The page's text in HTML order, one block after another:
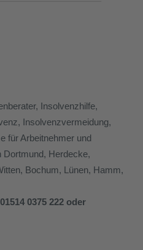
Insolvenzhilfe,
Insolvenzvermeidung,
für Arbeitnehmer und
​Dortmund, Herdecke,
Bochum, Lünen, Hamm,
0375 222 oder